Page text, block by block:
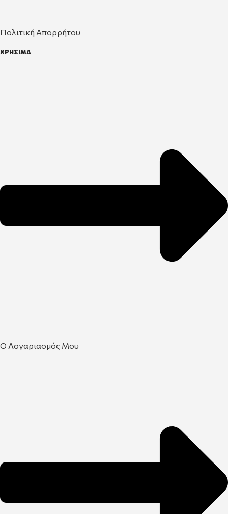
Πολιτική Απορρήτου
ΧΡΗΣΙΜΑ
Ο Λογαριασμός Μου